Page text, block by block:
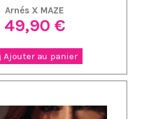
Arnés X MAZE
49,90 €
Ajouter au panier